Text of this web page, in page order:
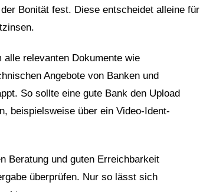
Bonität fest. Diese entscheidet alleine für
relevanten Dokumente wie
Angebote von Banken und
So sollte eine gute Bank den Upload
beispielsweise über ein Video-Ident-
Beratung und guten Erreichbarkeit
überprüfen. Nur so lässt sich